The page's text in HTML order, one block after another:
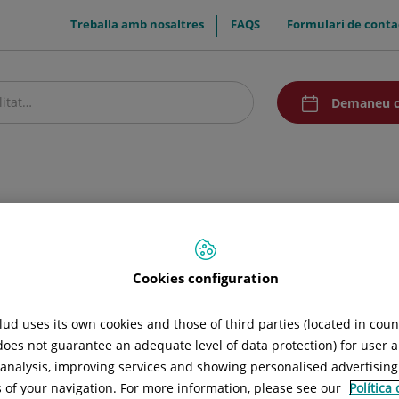
menuTop
Treballa amb nosaltres FAQS Formulari de
menuAcceso
Demaneu
Cookies configuration
uses its own cookies and those of third parties (located in
not guarantee an adequate level of data protection) for user
improving services and showing personalised
of your navigation. For more information, please see our Política